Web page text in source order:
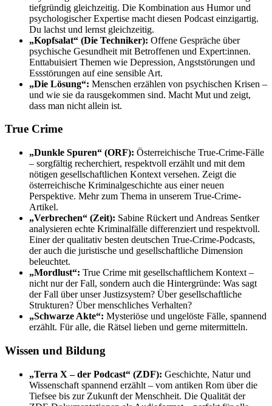
tiefgründig gleichzeitig. Die Kombination aus Humor und
psychologischer Expertise macht diesen Podcast einzigartig.
Du lachst und lernst gleichzeitig.
„Kopfsalat“ (Die Techniker): Offene Gespräche über
psychische Gesundheit mit Betroffenen und Expert:innen.
Enttabuisiert Themen wie Depression, Angststörungen und
Essstörungen auf eine sensible Art.
„Die Lösung“: Menschen erzählen von psychischen Krisen –
und wie sie da rausgekommen sind. Macht Mut und zeigt,
dass man nicht allein ist.
True Crime
„Dunkle Spuren“ (ORF): Österreichische True-Crime-Fälle
– sorgfältig recherchiert, respektvoll erzählt und mit dem
nötigen gesellschaftlichen Kontext versehen. Zeigt die
österreichische Kriminalgeschichte aus einer neuen
Perspektive. Mehr zum Thema in unserem True-Crime-
Artikel.
„Verbrechen“ (Zeit): Sabine Rückert und Andreas Sentker
analysieren echte Kriminalfälle differenziert und respektvoll.
Einer der qualitativ besten deutschen True-Crime-Podcasts,
der auch die juristische und gesellschaftliche Dimension
beleuchtet.
„Mordlust“: True Crime mit gesellschaftlichem Kontext –
nicht nur der Fall, sondern auch die Hintergründe: Was sagt
der Fall über unser Justizsystem? Über gesellschaftliche
Strukturen? Über menschliches Verhalten?
„Schwarze Akte“: Mysteriöse und ungelöste Fälle, spannend
erzählt. Für alle, die Rätsel lieben und gerne mitermitteln.
Wissen und Bildung
„Terra X – der Podcast“ (ZDF): Geschichte, Natur und
Wissenschaft spannend erzählt – vom antiken Rom über die
Tiefsee bis zur Zukunft der Menschheit. Die Qualität der